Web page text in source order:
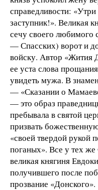
справедливости:
заступник!». Великая
сечу своего любимого
— Спасских) ворот и
войску. Автор «Жития
ее уста слова
увидеть мужа. В
— «Сказании о
— это образ
пребывала в святой
призвать
«своей твердой рукой
поганых». Все у тех
великая княгиня
получившего после
прозвание «Донского».